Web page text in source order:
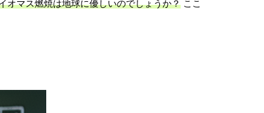
オマス燃焼は地球に優しいのでしょうか？ ここ